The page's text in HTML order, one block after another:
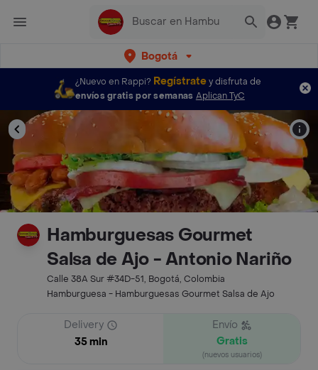
Bogotá
¿Nuevo en Rappi? Regístratey disfruta de
envíos gratis por semanas Aplican TyC
Hamburguesas Gourmet
Salsa de Ajo - Antonio Nariño
Calle 38A Sur #34D-51, Bogotá, Colombia
Hamburguesa - Hamburguesas Gourmet Salsa de Ajo
Delivery
35 min
Envío
Gratis
(nuevos usuarios)